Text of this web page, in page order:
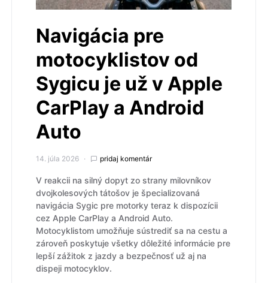
Navigácia pre
motocyklistov od
Sygicu je už v Apple
CarPlay a Android
Auto
14. júla 2026 pridaj komentár
V reakcii na silný dopyt zo strany milovníkov
dvojkolesových tátošov je špecializovaná
navigácia Sygic pre motorky teraz k dispozícii
cez Apple CarPlay a Android Auto.
Motocyklistom umožňuje sústrediť sa na cestu a
zároveň poskytuje všetky dôležité informácie pre
lepší zážitok z jazdy a bezpečnosť už aj na
dispeji motocyklov.